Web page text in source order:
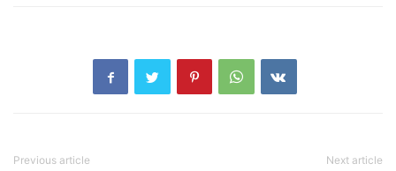
Previous article Next article